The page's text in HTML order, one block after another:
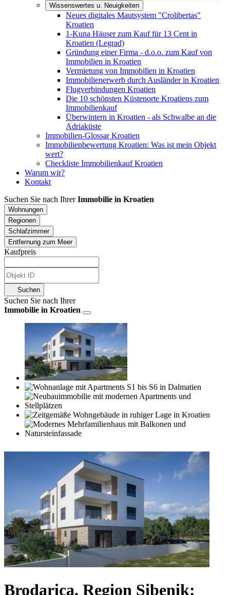
Wissenswertes u. Neuigkeiten
Neues digitales Mautsystem "Crolibertas"
Kroatien
1-Kuna Häuser zum Kauf für 13 Cent in
Kroatien (Legrad)
Gründung einer Firma - d.o.o. zum Kauf von
Immobilien in Kroatien
Vermietung von Immobilien in Kroatien
Immobilienerwerb durch Ausländer in Kroatien
Flugverbindungen Kroatien
Die 10 schönsten Küstenorte Kroatiens zum
Immobilienkauf
Überwintern in Kroatien - als Schwalbe an die
Adriaküste
Immobilien-Glossar Kroatien
Immobilienbewertung Kroatien: Was ist mein Objekt
wert?
Checkliste Immobilienkauf Kroatien
Warum wir?
Kontakt
Suchen Sie nach IhrerImmobilie in Kroatien
Wohnungen
Regionen
Schlafzimmer
Entfernung zum Meer
Kaufpreis
Suchen
Suchen Sie nach Ihrer
Immobilie in Kroatien
Brodarica, Region Sibenik: